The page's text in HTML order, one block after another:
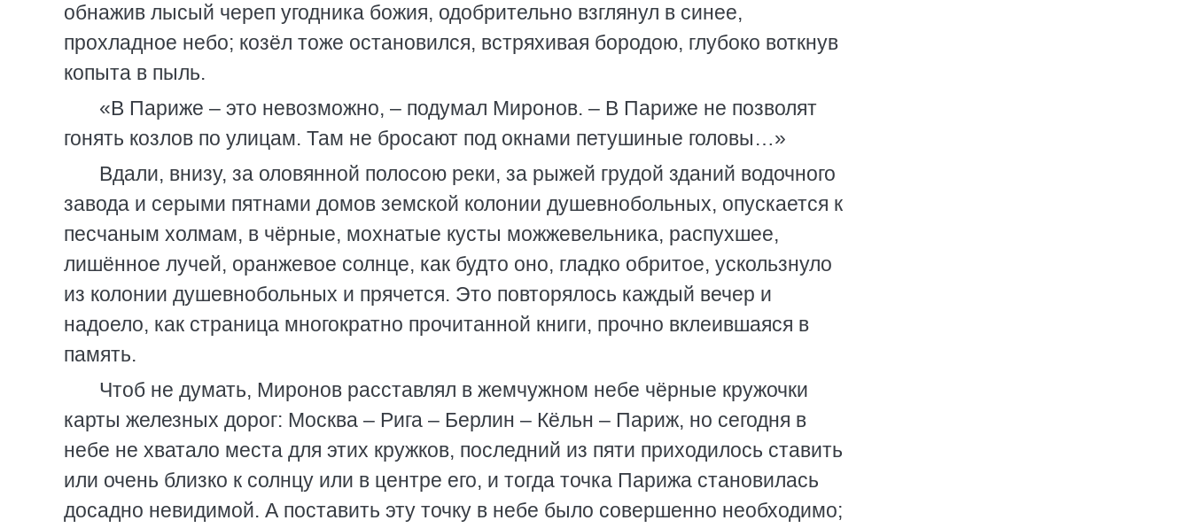
обнажив лысый череп угодника божия, одобрительно взглянул в синее,
прохладное небо; козёл тоже остановился, встряхивая бородою, глубоко воткнув
копыта в пыль.
«В Париже – это невозможно, – подумал Миронов. – В Париже не позволят
гонять козлов по улицам. Там не бросают под окнами петушиные головы…»
Вдали, внизу, за оловянной полосою реки, за рыжей грудой зданий водочного
завода и серыми пятнами домов земской колонии душевнобольных, опускается к
песчаным холмам, в чёрные, мохнатые кусты можжевельника, распухшее,
лишённое лучей, оранжевое солнце, как будто оно, гладко обритое, ускользнуло
из колонии душевнобольных и прячется. Это повторялось каждый вечер и
надоело, как страница многократно прочитанной книги, прочно вклеившаяся в
память.
Чтоб не думать, Миронов расставлял в жемчужном небе чёрные кружочки
карты железных дорог: Москва – Рига – Берлин – Кёльн – Париж, но сегодня в
небе не хватало места для этих кружков, последний из пяти приходилось ставить
или очень близко к солнцу или в центре его, и тогда точка Парижа становилась
досадно невидимой. А поставить эту точку в небе было совершенно необходимо;